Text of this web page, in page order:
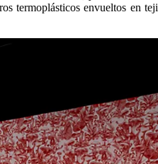
termoplásticos envueltos en